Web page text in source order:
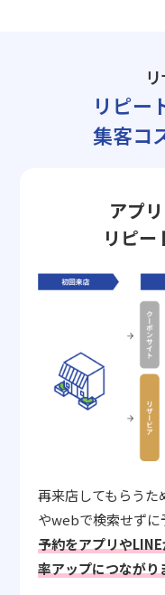
リピー
集客コ
アプ
リピー
再来店してもらうた
やwebで検索せずに
予約をアプリや
率アップにつながり